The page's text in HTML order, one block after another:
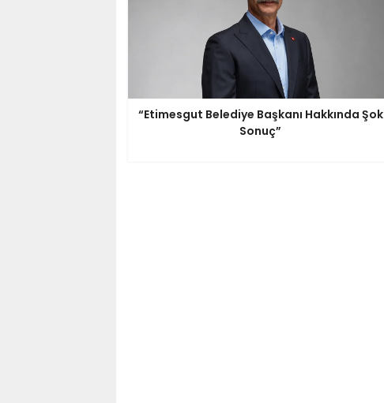
“Etimesgut Belediye Başkanı Hakkında Şok
Sonuç”